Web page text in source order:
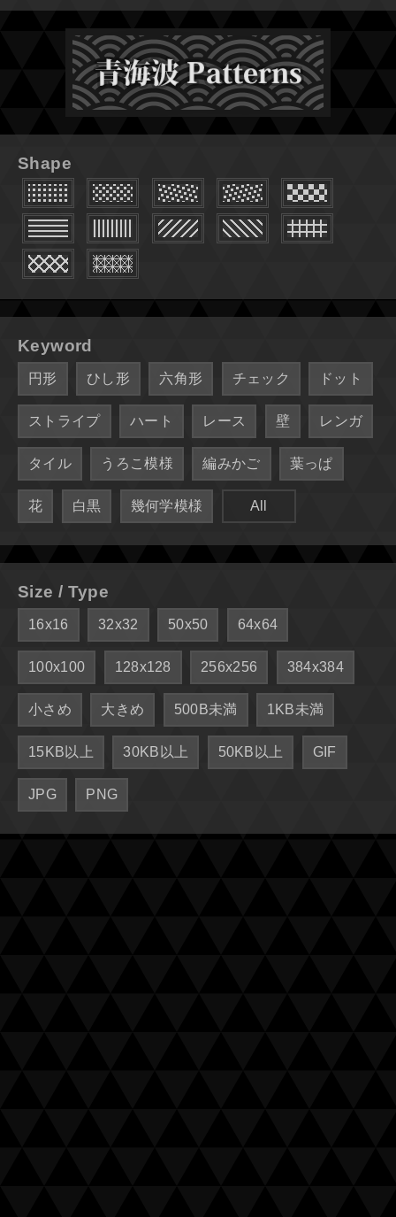
Shape
Keyword
円形 ひし形 六角形 チェック ドット
ストライプ ハート レース 壁 レンガ
タイル うろこ模様 編みかご 葉っぱ
花 白黒 幾何学模様 All
Size / Type
16x16 32x32 50x50 64x64
100x100 128x128 256x256 384x384
小さめ 大きめ 500B未満 1KB未満
15KB以上 30KB以上 50KB以上 GIF
JPG PNG